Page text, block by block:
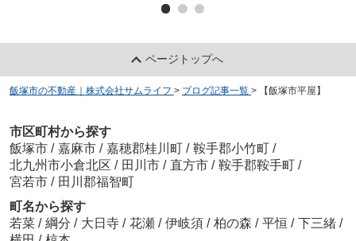
ページトップへ
飯塚市の不動産｜株式会社サムライフ > ブログ記事一覧 > 【飯塚市平屋】
市区町村から探す
飯塚市 / 嘉麻市 / 嘉穂郡桂川町 / 鞍手郡小竹町 /
北九州市小倉北区 / 田川市 / 直方市 / 鞍手郡鞍手町 /
宮若市 / 田川郡福智町
町名から探す
若菜 / 綱分 / 大日寺 / 花瀬 / 伊岐須 / 柏の森 / 平恒 / 下三緒 /